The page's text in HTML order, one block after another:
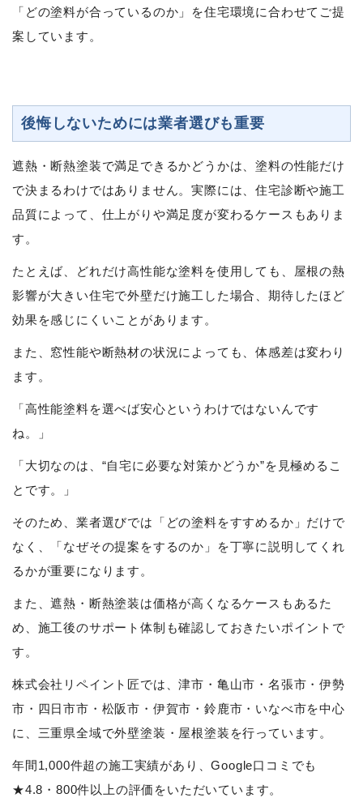
「どの塗料が合っているのか」を住宅環境に合わせてご提
案しています。
後悔しないためには業者選びも重要
遮熱・断熱塗装で満足できるかどうかは、塗料の性能だけ
で決まるわけではありません。実際には、住宅診断や施工
品質によって、仕上がりや満足度が変わるケースもありま
す。
たとえば、どれだけ高性能な塗料を使用しても、屋根の熱
影響が大きい住宅で外壁だけ施工した場合、期待したほど
効果を感じにくいことがあります。
また、窓性能や断熱材の状況によっても、体感差は変わり
ます。
「高性能塗料を選べば安心というわけではないんです
ね。」
「大切なのは、“自宅に必要な対策かどうか”を見極めるこ
とです。」
そのため、業者選びでは「どの塗料をすすめるか」だけで
なく、「なぜその提案をするのか」を丁寧に説明してくれ
るかが重要になります。
また、遮熱・断熱塗装は価格が高くなるケースもあるた
め、施工後のサポート体制も確認しておきたいポイントで
す。
株式会社リペイント匠では、津市・亀山市・名張市・伊勢
市・四日市市・松阪市・伊賀市・鈴鹿市・いなべ市を中心
に、三重県全域で外壁塗装・屋根塗装を行っています。
年間1,000件超の施工実績があり、Google口コミでも
★4.8・800件以上の評価をいただいています。